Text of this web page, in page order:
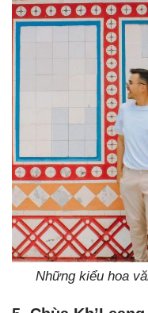
Những kiểu hoa